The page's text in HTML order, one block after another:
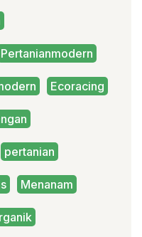
Pertanianmodern
Ecoracing
pertanian
Menanam